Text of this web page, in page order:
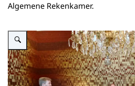
Algemene Rekenkamer.
Vergroot afbeelding Koning in zaal met vrouw